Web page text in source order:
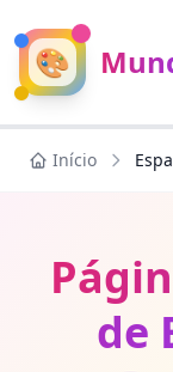
🎨
Início
de